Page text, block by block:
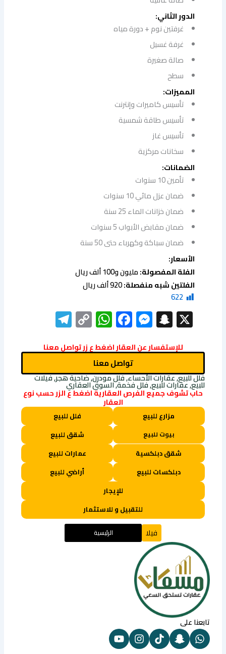
الدور الثاني:
غرفتين نوم + دورة مياه
غرفة غسيل
صالة صغيرة
سطح
المميزات:
تأسيس كاميرات وإنترنت
تأسيس طاقة شمسية
تأسيس غاز
سخانات مركزية
الضمانات:
تأمين 10 سنوات
ضمان عزل مائي 10 سنوات
ضمان خزانات الماء 25 سنة
ضمان مقابض الأبواب 5 سنوات
ضمان سباكة وكهرباء حتى 50 سنة
الأسعار:
الفلة المفصولة:مليون و100 ألف ريال
الفلتين شبه منفصلة:920 ألف ريال
622
X
Snapchat
Messenger
Facebook
WhatsApp
Copy
Link
للإستفسار عن العقار اضغط ع زر تواصل معنا
تواصل معنا
فلل للبيع, عقارات الأحساء, فلل مودرن, ضاحية هجر, فيلات
للبيع, عقارات للبيع, فلل فخمة, السوق العقاري
حاب تشوف جميع الفرص العقارية اضغط ع الزر حسب نوع
العقار
مزارع للبيع فلل للبيع
بيوت للبيع
شقق للبيع
شقق دبلكسية
عمارات للبيع
دبلكسات للبيع
أراضي للبيع
للإيجار
للتقبيل و للاستثمار
فيلا الرئيسية
تابعنا على